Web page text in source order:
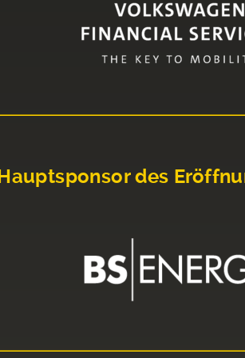
des